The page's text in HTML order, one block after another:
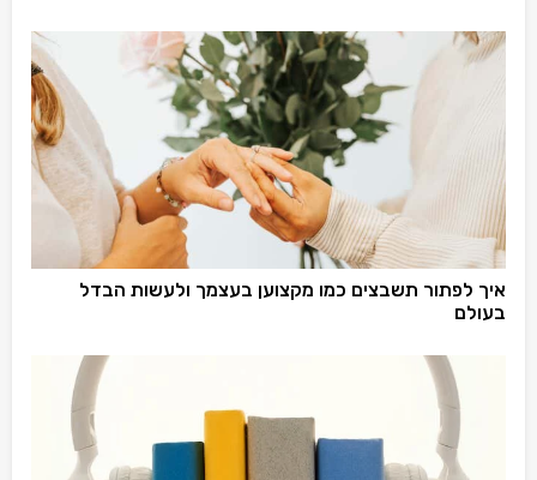
איך לפתור תשבצים כמו מקצוען בעצמך ולעשות הבדל
בעולם